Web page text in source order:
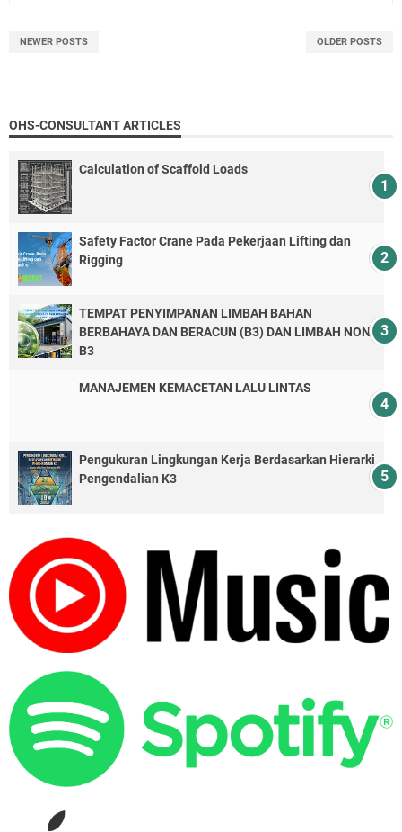
NEWER POSTS OLDER POSTS
OHS-CONSULTANT ARTICLES
Calculation of Scaffold Loads
Safety Factor Crane Pada Pekerjaan Lifting dan
Rigging
TEMPAT PENYIMPANAN LIMBAH BAHAN
BERBAHAYA DAN BERACUN (B3) DAN LIMBAH NON-
B3
MANAJEMEN KEMACETAN LALU LINTAS
Pengukuran Lingkungan Kerja Berdasarkan Hierarki
Pengendalian K3